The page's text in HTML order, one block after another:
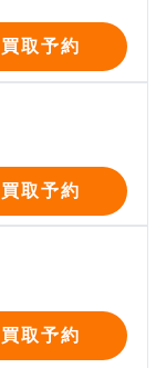
買取予約
買取予約
買取予約